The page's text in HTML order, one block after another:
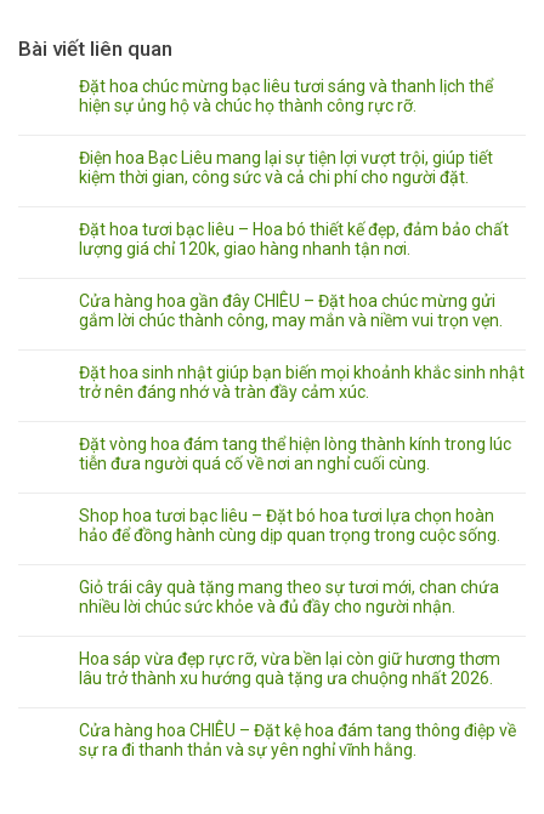
Bài viết liên quan
Đặt hoa chúc mừng bạc liêu tươi sáng và thanh lịch thể
hiện sự ủng hộ và chúc họ thành công rực rỡ.
Điện hoa Bạc Liêu mang lại sự tiện lợi vượt trội, giúp tiết
kiệm thời gian, công sức và cả chi phí cho người đặt.
Đặt hoa tươi bạc liêu – Hoa bó thiết kế đẹp, đảm bảo chất
lượng giá chỉ 120k, giao hàng nhanh tận nơi.
Cửa hàng hoa gần đây CHIÊU – Đặt hoa chúc mừng gửi
gắm lời chúc thành công, may mắn và niềm vui trọn vẹn.
Đặt hoa sinh nhật giúp bạn biến mọi khoảnh khắc sinh nhật
trở nên đáng nhớ và tràn đầy cảm xúc.
Đặt vòng hoa đám tang thể hiện lòng thành kính trong lúc
tiễn đưa người quá cố về nơi an nghỉ cuối cùng.
Shop hoa tươi bạc liêu – Đặt bó hoa tươi lựa chọn hoàn
hảo để đồng hành cùng dịp quan trọng trong cuộc sống.
Giỏ trái cây quà tặng mang theo sự tươi mới, chan chứa
nhiều lời chúc sức khỏe và đủ đầy cho người nhận.
Hoa sáp vừa đẹp rực rỡ, vừa bền lại còn giữ hương thơm
lâu trở thành xu hướng quà tặng ưa chuộng nhất 2026.
Cửa hàng hoa CHIÊU – Đặt kệ hoa đám tang thông điệp về
sự ra đi thanh thản và sự yên nghỉ vĩnh hằng.